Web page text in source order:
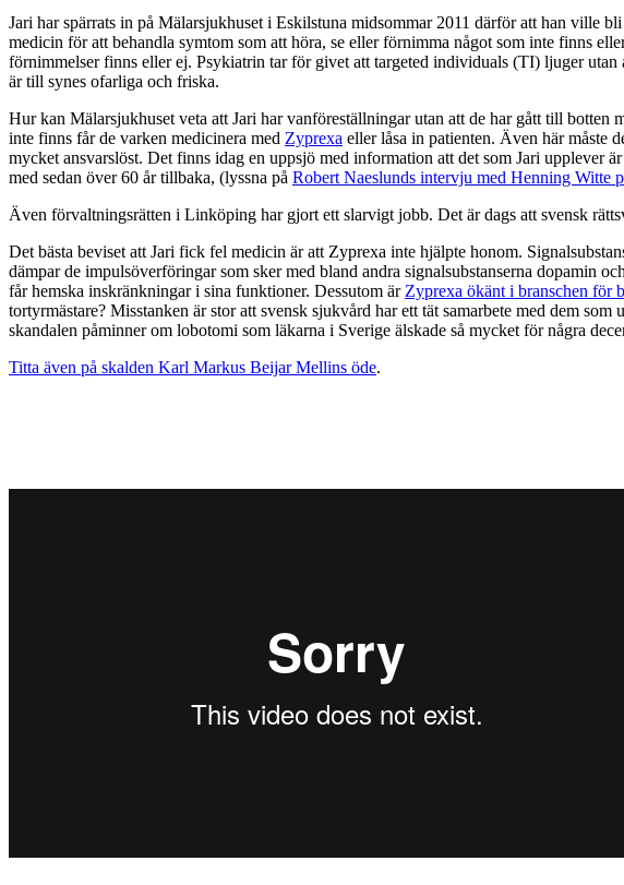
Jari har spärrats in på Mälarsjukhuset i Eskilstuna midsommar 2011 därför att han ville
medicin för att behandla symtom som att höra, se eller förnimma något som inte finns
förnimmelser finns eller ej. Psykiatrin tar för givet att targeted individuals (TI) ljuger
är till synes ofarliga och friska.
Hur kan Mälarsjukhuset veta att Jari har vanföreställningar utan att de har gått till
inte finns får de varken medicinera med Zyprexa eller låsa in patienten. Även här måste
mycket ansvarslöst. Det finns idag en uppsjö med information att det som Jari
med sedan över 60 år tillbaka, (lyssna på Robert Naeslunds intervju med Henning Witte
Även förvaltningsrätten i Linköping har gjort ett slarvigt jobb. Det är dags att svensk
Det bästa beviset att Jari fick fel medicin är att Zyprexa inte hjälpte honom.
dämpar de impulsöverföringar som sker med bland andra signalsubstanserna dopamin
får hemska inskränkningar i sina funktioner. Dessutom är Zyprexa ökänt i branschen för
tortyrmästare? Misstanken är stor att svensk sjukvård har ett tät samarbete med dem
skandalen påminner om lobotomi som läkarna i Sverige älskade så mycket för några
Titta även på skalden Karl Markus Beijar Mellins öde.